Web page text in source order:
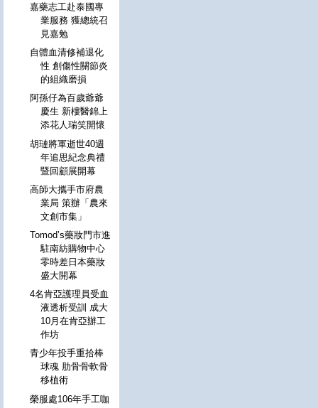
嘉藥志工赴泰國專
業服務 獲總統召
見嘉勉
自體血清修補退化
性 創傷性關節炎
的組織磨損
阿孫仔為百歲爺爺
慶生 新樓醫錦上
添花人瑞笑開懷
胡璉將軍逝世40週
年追思紀念典禮
暨回顧展開幕
高師大攜手市府農
業局 策辦「農來
文創市集」
Tomod’s藥妝門市進
駐南紡購物中心
零時差日本藥妝
盛大開幕
4名肯亞護理員受血
液透析受訓 成大
10月在肯亞辦工
作坊
青少年投手重拾棒
球魂 肋骨骨軟骨
移植術
榮服處106年手工咖